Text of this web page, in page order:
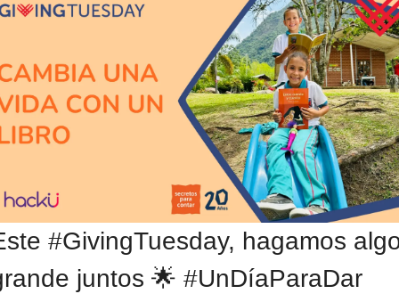
#GivingTuesday, hagamos
juntos 🌟 #UnDíaParaDar